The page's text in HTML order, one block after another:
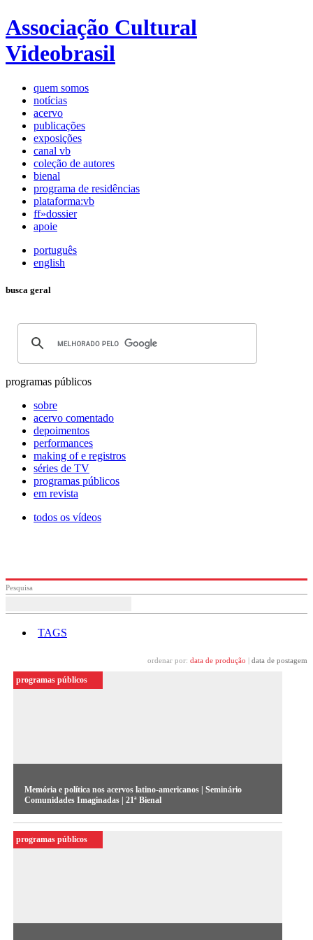
Associação Cultural
Videobrasil
quem somos
notícias
acervo
publicações
exposições
canal vb
coleção de autores
bienal
programa de residências
plataforma:vb
ff»dossier
apoie
português
english
busca geral
programas públicos
sobre
acervo comentado
depoimentos
performances
making of e registros
séries de TV
programas públicos
em revista
todos os vídeos
Pesquisa
TAGS
ordenar por: data de produção data de postagem
Memória e política nos acervos latino-americanos | Seminário
Comunidades Imaginadas | 21ª Bienal
Mesa dos Seminários da 21ª Bienal de Arte Contemporânea
Sesc_Videobrasil | Comunidades Imaginadas, realizados no
programas públicos
programas públicos